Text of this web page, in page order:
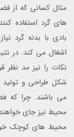
مثال کسانی که از
های گرد استفاده
بادی با بدنه گرد
اشغال می کند. در
نکات را نیز مد نظر
شکل طراحی و تولید
می باشند. چرا که
محیط نیز جای خواهند
محیط های کوچک